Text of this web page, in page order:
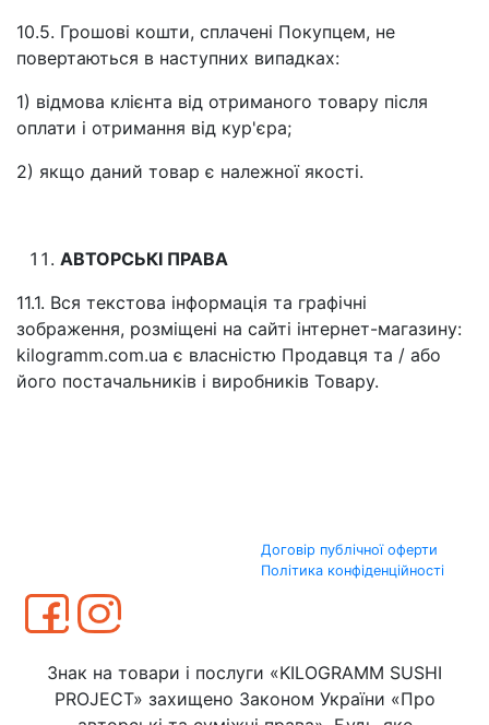
10.5. Грошові кошти, сплачені Покупцем, не
повертаються в наступних випадках:
1) відмова клієнта від отриманого товару після
оплати і отримання від кур'єра;
2) якщо даний товар є належної якості.
АВТОРСЬКІ ПРАВА
11.1. Вся текстова інформація та графічні
зображення, розміщені на сайті інтернет-магазину:
kilogramm.com.ua є власністю Продавця та / або
його постачальників і виробників Товару.
Договір публічної оферти
Політика конфіденційності
Знак на товари і послуги «KILOGRAMM SUSHI
PROJECT» захищено Законом України «Про